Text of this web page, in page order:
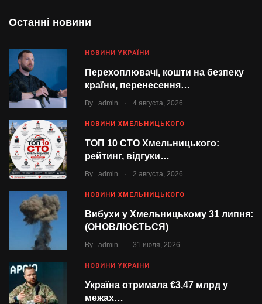
Останні новини
НОВИНИ УКРАЇНИ
Перехоплювачі, кошти на безпеку
країни, перенесення…
By admin . 4 августа, 2026
НОВИНИ ХМЕЛЬНИЦЬКОГО
ТОП 10 СТО Хмельницького:
рейтинг, відгуки…
By admin . 2 августа, 2026
НОВИНИ ХМЕЛЬНИЦЬКОГО
Вибухи у Хмельницькому 31 липня:
(ОНОВЛЮЄТЬСЯ)
By admin . 31 июля, 2026
НОВИНИ УКРАЇНИ
Україна отримала €3,47 млрд у
межах…